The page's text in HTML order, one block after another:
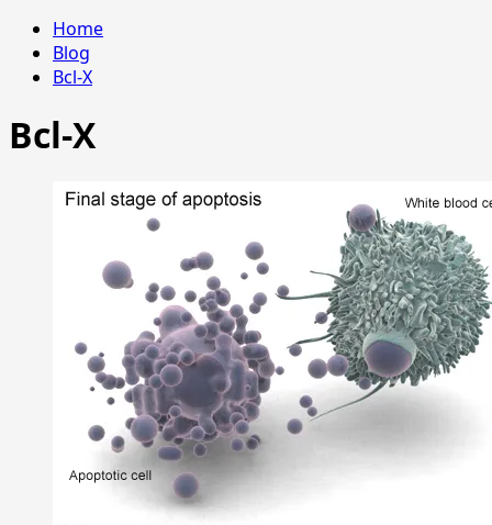
Home
Blog
Bcl-X
Bcl-X